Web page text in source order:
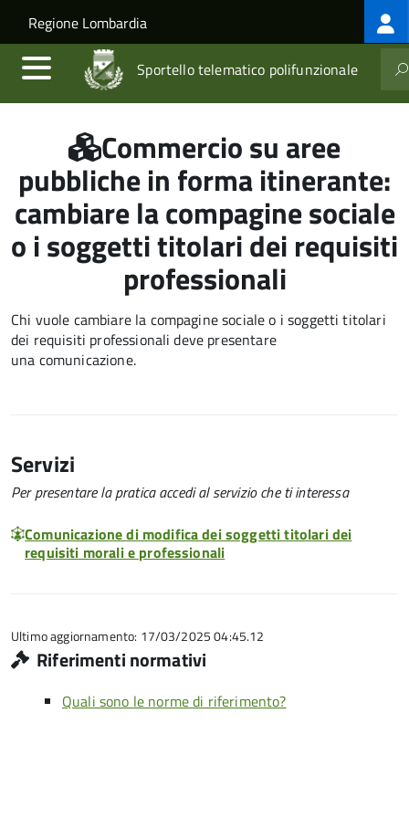
Salta al contenuto principale
Skip to site navigation
Regione Lombardia
Sportello telematico polifunzionale
Commercio su aree
pubbliche in forma itinerante:
cambiare la compagine sociale
o i soggetti titolari dei requisiti
professionali
Chi vuole cambiare la compagine sociale o i soggetti titolari
dei requisiti professionali deve presentare
una comunicazione.
Servizi
Per presentare la pratica accedi al servizio che ti interessa
Comunicazione di modifica dei soggetti titolari dei
requisiti morali e professionali
Ultimo aggiornamento: 17/03/2025 04:45.12
Riferimenti normativi
Quali sono le norme di riferimento?